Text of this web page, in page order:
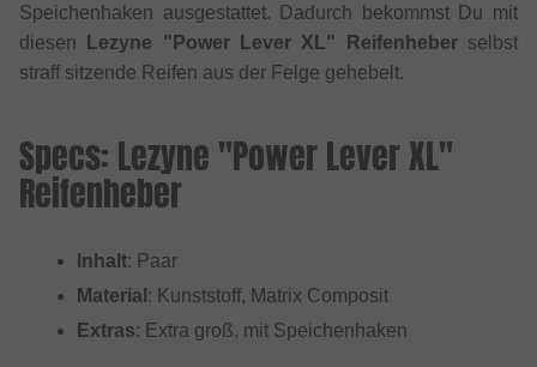
Speichenhaken ausgestattet. Dadurch bekommst Du mit
diesen
Lezyne "Power Lever XL" Reifenheberselbst
straff sitzende Reifen aus der Felge gehebelt.
Specs: Lezyne "Power Lever XL"
Reifenheber
Inhalt: Paar
Material : Kunststoff, Matrix Composit
Extras: Extra groß, mit Speichenhaken